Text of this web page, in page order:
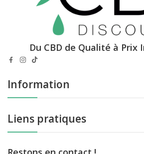
Du CBD de Qualité à Prix
Information
Liens pratiques